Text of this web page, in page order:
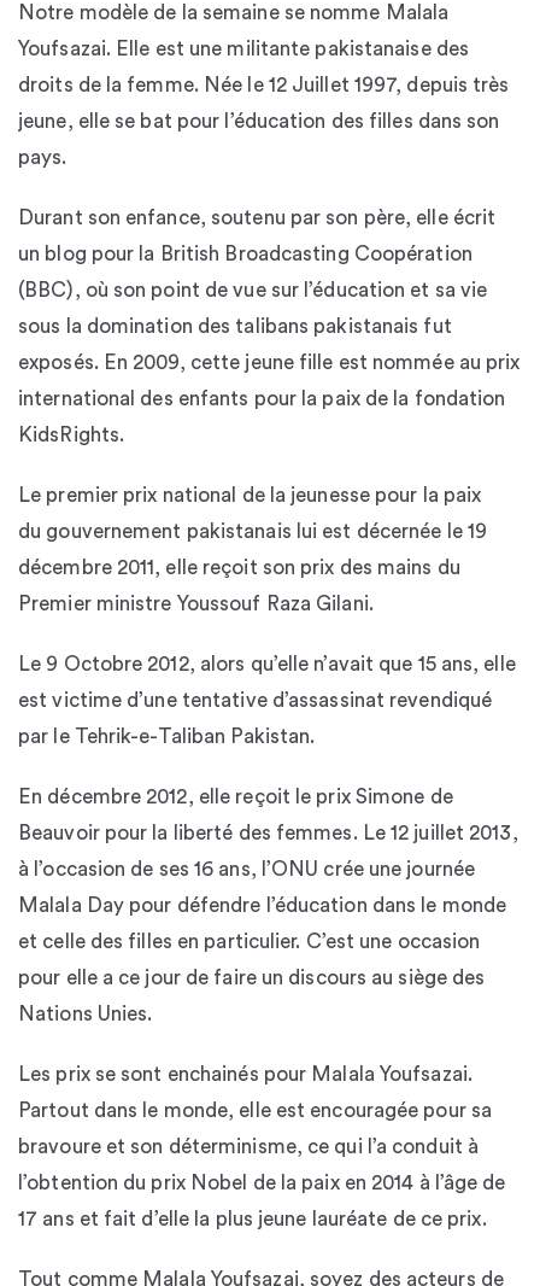
Notre modèle de la semaine se nomme Malala
Youfsazai. Elle est une militante pakistanaise des
droits de la femme. Née le 12 Juillet 1997, depuis très
jeune, elle se bat pour l’éducation des filles dans son
pays.
Durant son enfance, soutenu par son père, elle écrit
un blog pour la British Broadcasting Coopération
(BBC), où son point de vue sur l’éducation et sa vie
sous la domination des talibans pakistanais fut
exposés. En 2009, cette jeune fille est nommée au prix
international des enfants pour la paix de la fondation
KidsRights.
Le premier prix national de la jeunesse pour la paix
du gouvernement pakistanais lui est décernée le 19
décembre 2011, elle reçoit son prix des mains du
Premier ministre Youssouf Raza Gilani.
Le 9 Octobre 2012, alors qu’elle n’avait que 15 ans, elle
est victime d’une tentative d’assassinat revendiqué
par le Tehrik-e-Taliban Pakistan.
En décembre 2012, elle reçoit le prix Simone de
Beauvoir pour la liberté des femmes. Le 12 juillet 2013,
à l’occasion de ses 16 ans, l’ONU crée une journée
Malala Day pour défendre l’éducation dans le monde
et celle des filles en particulier. C’est une occasion
pour elle a ce jour de faire un discours au siège des
Nations Unies.
Les prix se sont enchainés pour Malala Youfsazai.
Partout dans le monde, elle est encouragée pour sa
bravoure et son déterminisme, ce qui l’a conduit à
l’obtention du prix Nobel de la paix en 2014 à l’âge de
17 ans et fait d’elle la plus jeune lauréate de ce prix.
Tout comme Malala Youfsazai, soyez des acteurs de